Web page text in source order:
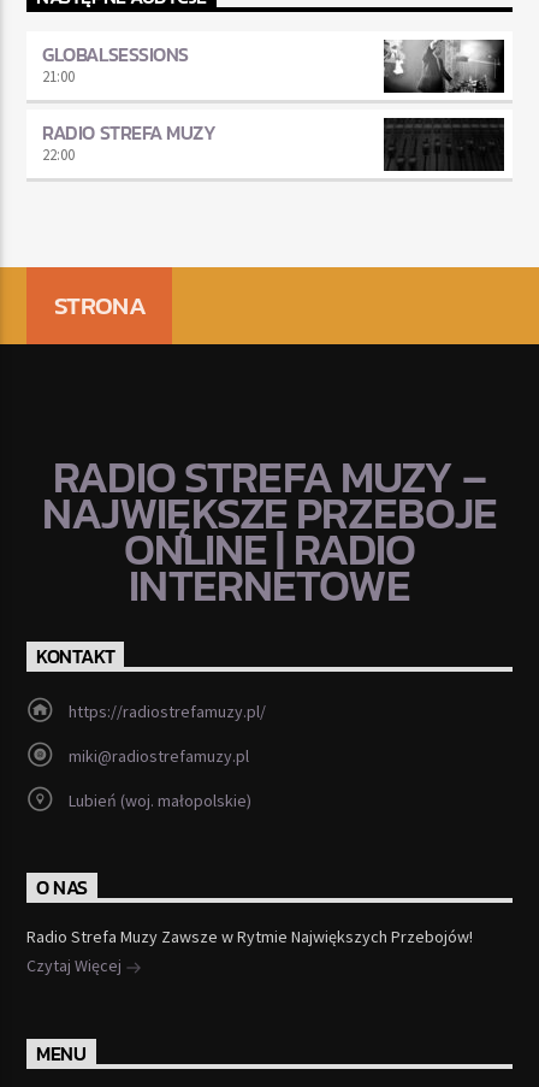
GLOBALSESSIONS
21:00
RADIO STREFA MUZY
22:00
STRONA
RADIO STREFA MUZY –
NAJWIĘKSZE PRZEBOJE
ONLINE | RADIO
INTERNETOWE
KONTAKT
https://radiostrefamuzy.pl/
miki@radiostrefamuzy.pl
Lubień (woj. małopolskie)
O NAS
Radio Strefa Muzy Zawsze w Rytmie Największych Przebojów!
Czytaj Więcej
MENU